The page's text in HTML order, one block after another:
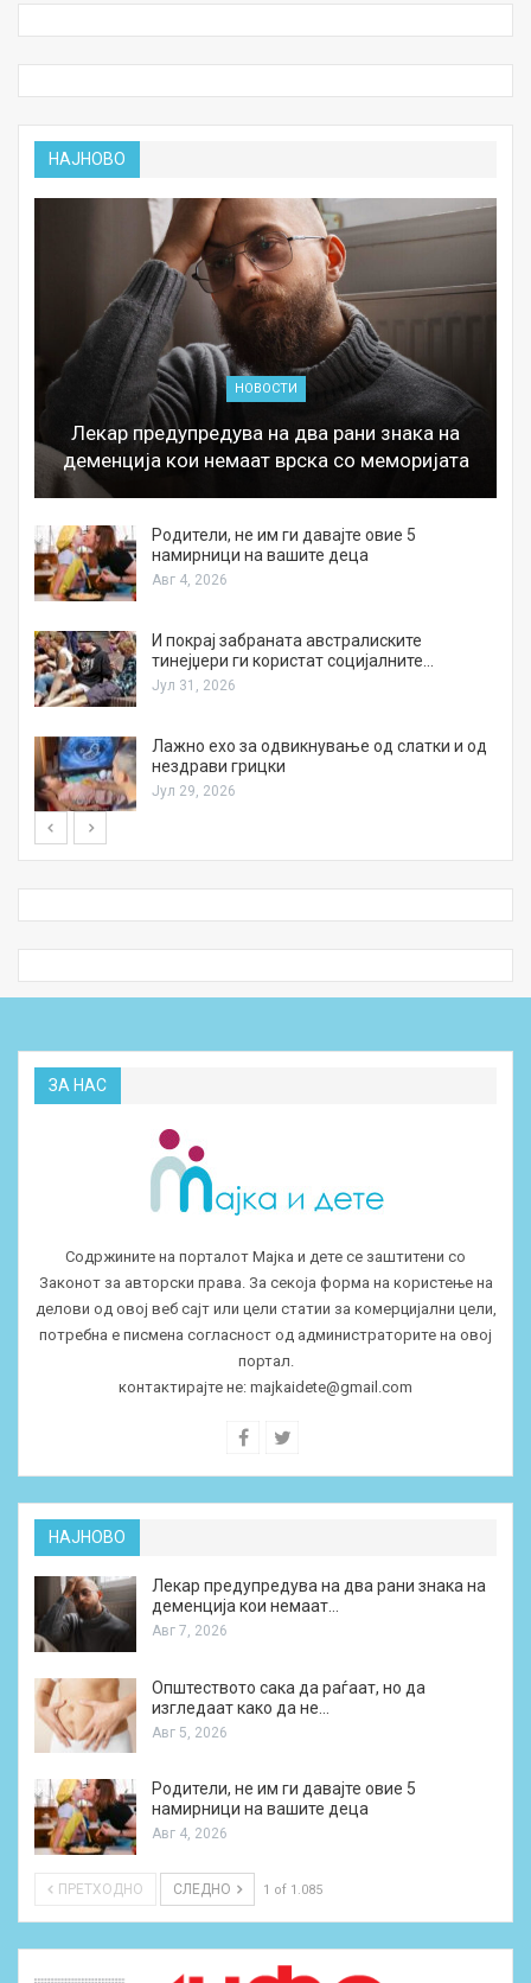
НАЈНОВО
НОВОСТИ
Лекар предупредува на два рани знака на
деменција кои немаат врска со меморијата
Родители, не им ги давајте овие 5
намирници на вашите деца
Авг 4, 2026
И покрај забраната австралиските
тинејџери ги користат социјалните…
Јул 31, 2026
Лажно ехо за одвикнување од слатки и од
нездрави грицки
Јул 29, 2026
ЗА НАС
Содржините на порталот Мајка и дете се заштитени со
Законот за авторски права. За секоја форма на користење на
делови од овој веб сајт или цели статии за комерцијални цели,
потребна е писмена согласност од администраторите на овој
портал.
контактирајте не: majkaidete@gmail.com
НАЈНОВО
Лекар предупредува на два рани знака на
деменција кои немаат…
Авг 7, 2026
Општеството сака да раѓаат, но да
изгледаат како да не…
Авг 5, 2026
Родители, не им ги давајте овие 5
намирници на вашите деца
Авг 4, 2026
ПРЕТХОДНО СЛЕДНО 1 of 1.085